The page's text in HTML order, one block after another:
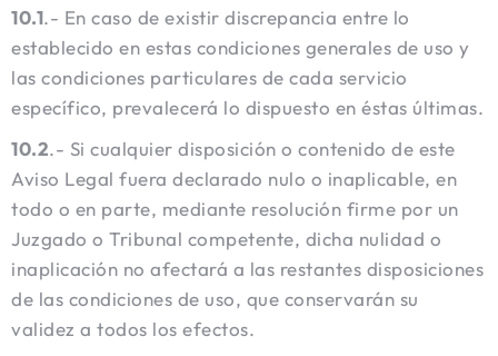
10.1.- En caso de existir discrepancia entre lo
establecido en estas condiciones generales de uso y
las condiciones particulares de cada servicio
específico, prevalecerá lo dispuesto en éstas últimas.
10.2.- Si cualquier disposición o contenido de este
Aviso Legal fuera declarado nulo o inaplicable, en
todo o en parte, mediante resolución firme por un
Juzgado o Tribunal competente, dicha nulidad o
inaplicación no afectará a las restantes disposiciones
de las condiciones de uso, que conservarán su
validez a todos los efectos.